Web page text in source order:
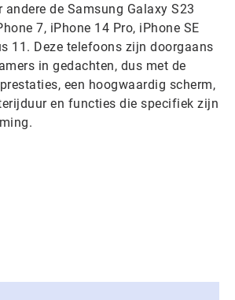
andere de Samsung Galaxy S23
7, iPhone 14 Pro, iPhone SE
11. Deze telefoons zijn doorgaans
in gedachten, dus met de
een hoogwaardig scherm,
en functies die specifiek zijn